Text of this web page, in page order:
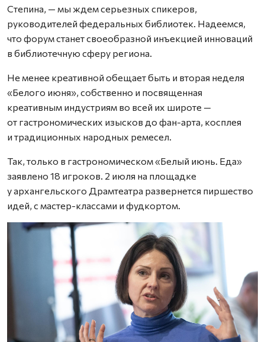
Степина, — мы ждем серьезных спикеров,
руководителей федеральных библиотек. Надеемся,
что форум станет своеобразной инъекцией инноваций
в библиотечную сферу региона.
Не менее креативной обещает быть и вторая неделя
«Белого июня», собственно и посвященная
креативным индустриям во всей их широте —
от гастрономических изысков до фан-арта, косплея
и традиционных народных ремесел.
Так, только в гастрономическом «Белый июнь. Еда»
заявлено 18 игроков. 2 июля на площадке
у архангельского Драмтеатра развернется пиршество
идей, с мастер-классами и фудкортом.